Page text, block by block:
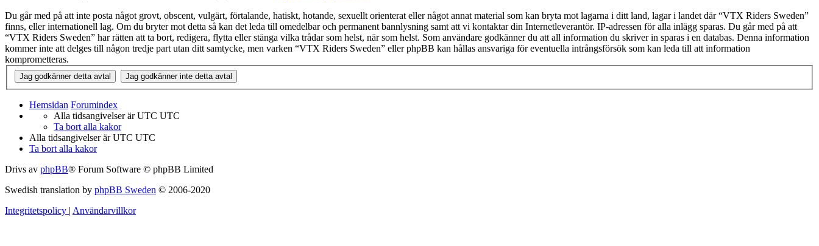
Du går med på att inte posta något grovt, obscent, vulgärt, förtalande, hatiskt, hotande, sexuellt orienterat eller något annat material som kan bryta mot lagarna i ditt land, lagar i landet där “VTX Riders Sweden”
finns, eller internationell lag. Om du bryter mot detta så kan det leda till omedelbar och permanent bannlysning samt att vi kontaktar din Internetleverantör. IP-adressen för alla inlägg sparas. Du går med på att
“VTX Riders Sweden” har rätten att ta bort, redigera, flytta eller stänga vilka trådar som helst, när som helst. Som användare godkänner du att all information du skriver in sparas i en databas. Denna information
kommer inte att delges till någon tredje part utan ditt samtycke, men varken “VTX Riders Sweden” eller phpBB kan hållas ansvariga för eventuella intrångsförsök som kan leda till att information
komprometteras.
Hemsidan Forumindex
Alla tidsangivelser är UTC UTC
Ta bort alla kakor
Alla tidsangivelser är UTC UTC
Ta bort alla kakor
Drivs av phpBB® Forum Software © phpBB Limited
Swedish translation by phpBB Sweden © 2006-2020
Integritetspolicy | Användarvillkor